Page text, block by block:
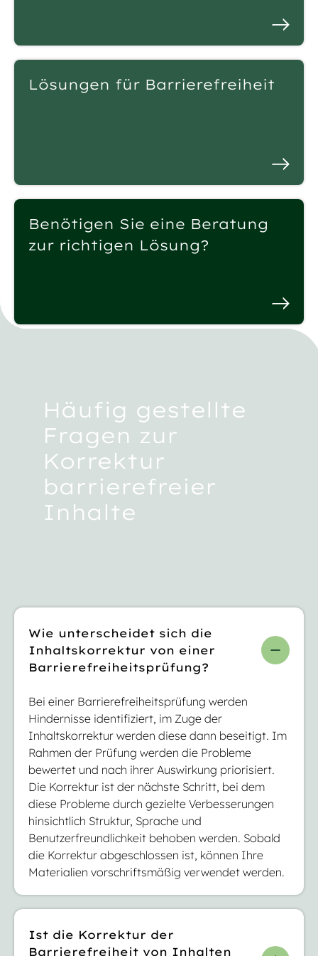
Lösungen für Barrierefreiheit
Benötigen Sie eine Beratung
zur richtigen Lösung?
Häufig gestellte
Fragen zur
Korrektur
barrierefreier
Inhalte
Wie unterscheidet sich die
Inhaltskorrektur von einer
Barrierefreiheitsprüfung?
Bei einer Barrierefreiheitsprüfung werden
Hindernisse identifiziert, im Zuge der
Inhaltskorrektur werden diese dann beseitigt. Im
Rahmen der Prüfung werden die Probleme
bewertet und nach ihrer Auswirkung priorisiert.
Die Korrektur ist der nächste Schritt, bei dem
diese Probleme durch gezielte Verbesserungen
hinsichtlich Struktur, Sprache und
Benutzerfreundlichkeit behoben werden. Sobald
die Korrektur abgeschlossen ist, können Ihre
Materialien vorschriftsmäßig verwendet werden.
Ist die Korrektur der
Barrierefreiheit von Inhalten